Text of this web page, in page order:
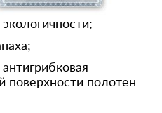
поверхности полотен